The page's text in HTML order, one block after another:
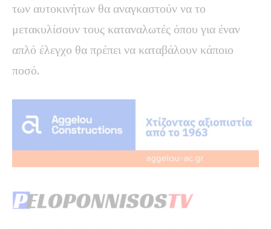
των αυτοκινήτων θα αναγκαστούν να το
μετακυλίσουν τους καταναλωτές όπου για έναν
απλό έλεγχο θα πρέπει να καταβάλουν κάποιο
ποσό.